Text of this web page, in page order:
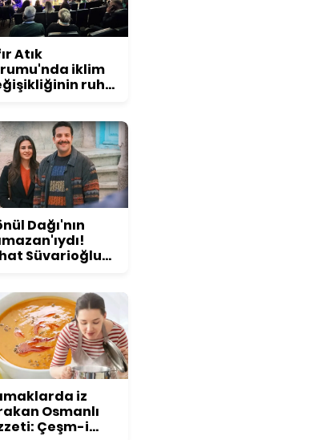
Atık
iklim
ruh
Dağı'nın
Süvarioğlu
iz
Osmanlı
Çeşm-i